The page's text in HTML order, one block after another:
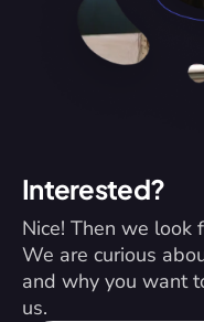
Interested?
Nice! Then we look
We are curious
and why you want
us.